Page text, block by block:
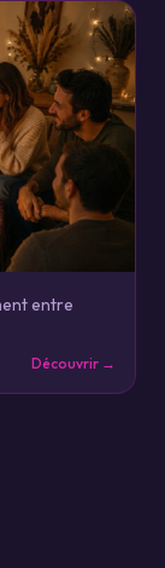
entre
Découvrir →